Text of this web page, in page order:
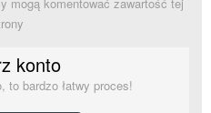
konto
to bardzo łatwy proces!